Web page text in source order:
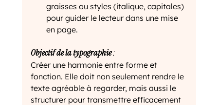
graisses ou styles (italique, capitales)
pour guider le lecteur dans une mise
en page.
Objectif de la typographie :
Créer une harmonie entre forme et
fonction. Elle doit non seulement rendre le
texte agréable à regarder, mais aussi le
structurer pour transmettre efficacement